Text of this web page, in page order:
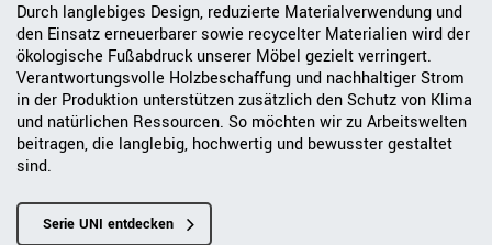
Durch langlebiges Design, reduzierte Materialverwendung und
den Einsatz erneuerbarer sowie recycelter Materialien wird der
ökologische Fußabdruck unserer Möbel gezielt verringert.
Verantwortungsvolle Holzbeschaffung und nachhaltiger Strom
in der Produktion unterstützen zusätzlich den Schutz von Klima
und natürlichen Ressourcen. So möchten wir zu Arbeitswelten
beitragen, die langlebig, hochwertig und bewusster gestaltet
sind.
Serie UNI entdecken